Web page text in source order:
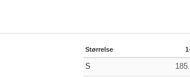
Størrelse
S